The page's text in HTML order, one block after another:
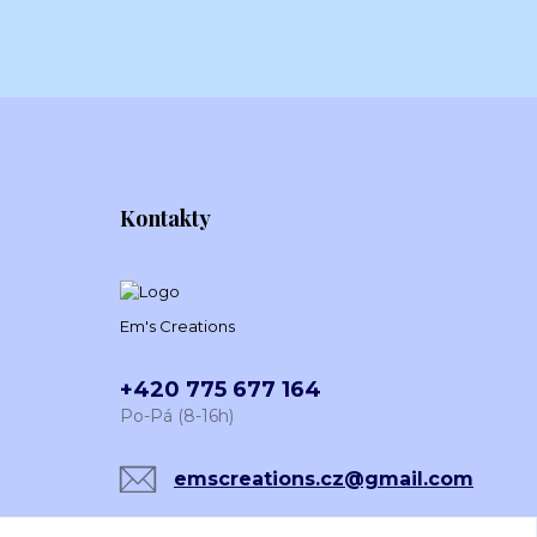
Kontakty
Em's Creations
+420 775 677 164
Po-Pá (8-16h)
emscreations.cz@gmail.com